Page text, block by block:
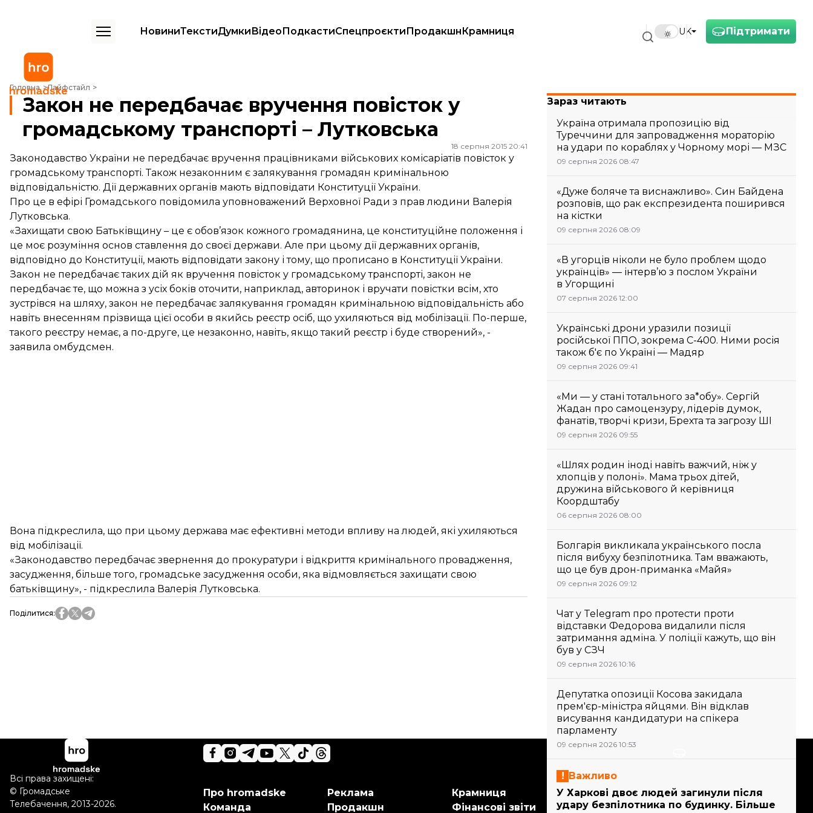
Підтримати
UK
НовиниТекстиДумкиВідеоПодкастиСпецпроєктиПродакшнКрамниця
Головна Лайфстайл
Закон не передбачає вручення повісток у громадському транспорті – Лутковська
Закон не передбачає вручення повісток у
громадському транспорті – Лутковська
18 серпня 2015 20:41
Законодавство України не передбачає вручення працівниками військових комісаріатів повісток у
громадському транспорті. Також незаконним є залякування громадян кримінальною
відповідальністю. Дії державних органів мають відповідати Конституції України.
Про це в ефірі Громадського повідомила уповноважений Верховної Ради з прав людини Валерія
Лутковська.
«Захищати свою Батьківщину – це є обов’язок кожного громадянина, це конституційне положення і
це моє розуміння основ ставлення до своєї держави. Але при цьому дії державних органів,
відповідно до Конституції, мають відповідати закону і тому, що прописано в Конституції України.
Закон не передбачає таких дій як вручення повісток у громадському транспорті, закон не
передбачає те, що можна з усіх боків оточити, наприклад, авторинок і вручати повістки всім, хто
зустрівся на шляху, закон не передбачає залякування громадян кримінальною відповідальність або
навіть внесенням прізвища цієї особи в якийсь реєстр осіб, що ухиляються від мобілізації. По-перше,
такого реєстру немає, а по-друге, це незаконно, навіть, якщо такий реєстр і буде створений», -
заявила омбудсмен.
Вона підкреслила, що при цьому держава має ефективні методи впливу на людей, які ухиляються
від мобілізації.
«Законодавство передбачає звернення до прокуратури і відкриття кримінального провадження,
засудження, більше того, громадське засудження особи, яка відмовляється захищати свою
батьківщину», - підкреслила Валерія Лутковська.
Поділитися:
Зараз читають
Україна отримала пропозицію від
Туреччини для запровадження мораторію
на удари по кораблях у Чорному морі — МЗС
09 серпня 2026 08:47
«Дуже боляче та виснажливо». Син Байдена
розповів, що рак експрезидента поширився
на кістки
09 серпня 2026 08:09
«В угорців ніколи не було проблем щодо
українців» — інтерв’ю з послом України
в Угорщині
07 серпня 2026 12:00
Українські дрони уразили позиції
російської ППО, зокрема С-400. Ними росія
також б'є по Україні — Мадяр
09 серпня 2026 09:41
«Ми — у стані тотального за*обу». Сергій
Жадан про самоцензуру, лідерів думок,
фанатів, творчі кризи, Брехта та загрозу ШІ
09 серпня 2026 09:55
«Шлях родин іноді навіть важчий, ніж у
хлопців у полоні». Мама трьох дітей,
дружина військового й керівниця
Коордштабу
06 серпня 2026 08:00
Болгарія викликала українського посла
після вибуху безпілотника. Там вважають,
що це був дрон-приманка «Майя»
09 серпня 2026 09:12
Чат у Telegram про протести проти
відставки Федорова видалили після
затримання адміна. У поліції кажуть, що він
був у СЗЧ
09 серпня 2026 10:16
Депутатка опозиції Косова закидала
прем'єр-міністра яйцями. Він відклав
висування кандидатури на спікера
парламенту
09 серпня 2026 10:53
Важливо
У Харкові двоє людей загинули після
удару безпілотника по будинку. Більше
Підтримай hromadske.
Ми працюємо для тебе та
Про hromadske
Команда
Реклама
Продакшн
Крамниця
Фінансові звіти
Всі права захищені:
© Громадське
Телебачення, 2013-2026.